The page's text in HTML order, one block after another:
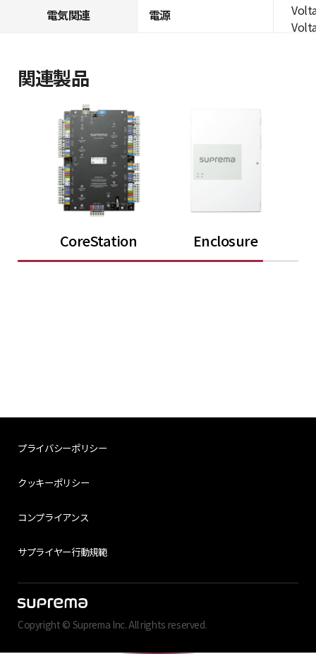
電気関連 電源
関連製品
CoreStation Enclosure
プライバシーポリシー
クッキーポリシー
コンプライアンス
サプライヤー行動規範
Copyright © Suprema Inc. All rights reserved.